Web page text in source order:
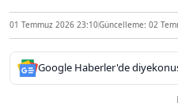
01 Temmuz 2026 23:10Güncelleme: 02
Google Haberler'de